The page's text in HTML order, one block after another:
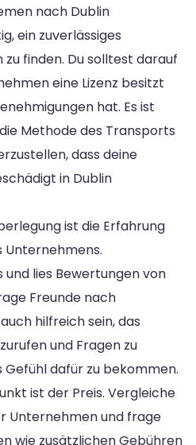
nach Dublin
ein zuverlässiges
finden. Du solltest darauf
eine Lizenz besitzt
hat. Es ist
Methode des Transports
dass deine
in Dublin
ist die Erfahrung
Unternehmens.
lies Bewertungen von
Freunde nach
hilfreich sein, das
und Fragen zu
dafür zu bekommen.
ist der Preis. Vergleiche
Unternehmen und frage
wie zusätzlichen Gebühren